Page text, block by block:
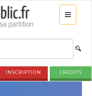
INSCRIPTION CRÉDITS